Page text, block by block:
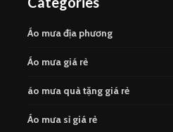
Áo mưa địa phương
Áo mưa giá rẻ
áo mưa quà tặng giá rẻ
Áo mưa sỉ giá rẻ